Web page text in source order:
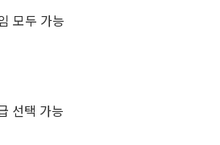
모두 가능
선택 가능